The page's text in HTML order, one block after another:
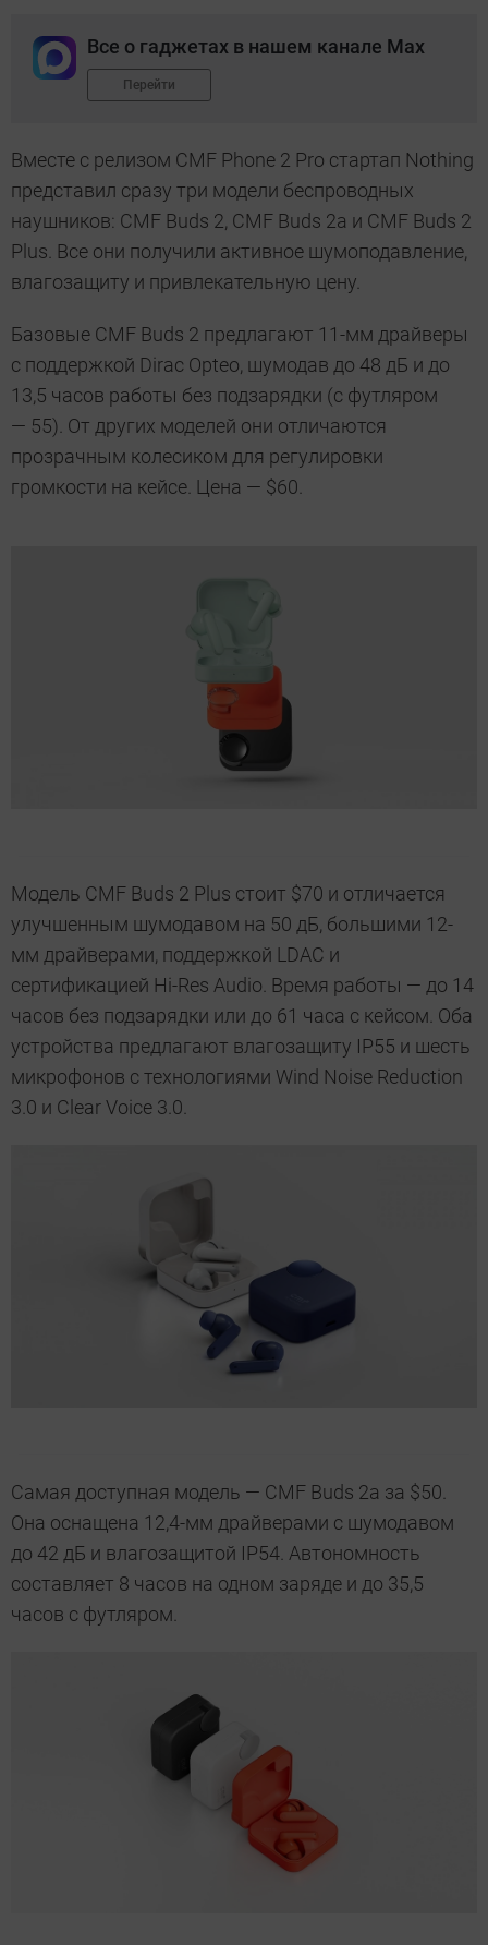
Все о гаджетах в нашем канале Max
Перейти
Вместе с релизом CMF Phone 2 Pro стартап Nothing
представил сразу три модели беспроводных
наушников: CMF Buds 2, CMF Buds 2a и CMF Buds 2
Plus. Все они получили активное шумоподавление,
влагозащиту и привлекательную цену.
Базовые CMF Buds 2 предлагают 11-мм драйверы
с поддержкой Dirac Opteo, шумодав до 48 дБ и до
13,5 часов работы без подзарядки (с футляром
— 55). От других моделей они отличаются
прозрачным колесиком для регулировки
громкости на кейсе. Цена — $60.
Модель CMF Buds 2 Plus стоит $70 и отличается
улучшенным шумодавом на 50 дБ, большими 12-
мм драйверами, поддержкой LDAC и
сертификацией Hi-Res Audio. Время работы — до 14
часов без подзарядки или до 61 часа с кейсом. Оба
устройства предлагают влагозащиту IP55 и шесть
микрофонов с технологиями Wind Noise Reduction
3.0 и Clear Voice 3.0.
Самая доступная модель — CMF Buds 2a за $50.
Она оснащена 12,4-мм драйверами с шумодавом
до 42 дБ и влагозащитой IP54. Автономность
составляет 8 часов на одном заряде и до 35,5
часов с футляром.